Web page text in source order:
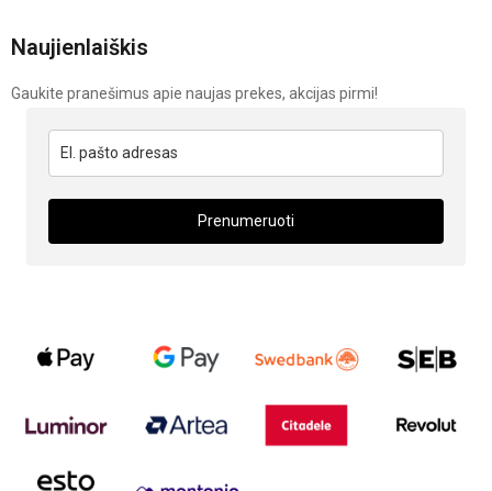
Naujienlaiškis
Gaukite pranešimus apie naujas prekes, akcijas pirmi!
Prenumeruoti